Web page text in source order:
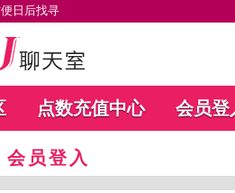
便日后找寻
点数充值中心 会员登
会员登入